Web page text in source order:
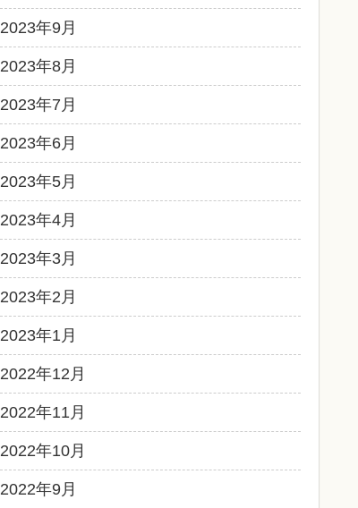
2023年9月
2023年8月
2023年7月
2023年6月
2023年5月
2023年4月
2023年3月
2023年2月
2023年1月
2022年12月
2022年11月
2022年10月
2022年9月